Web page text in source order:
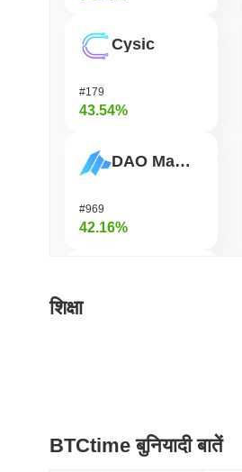
Cysic
#179
43.54%
DAO Maker Token
#969
42.16%
#535
शिक्षा
BTCtime बुनियादी बातें